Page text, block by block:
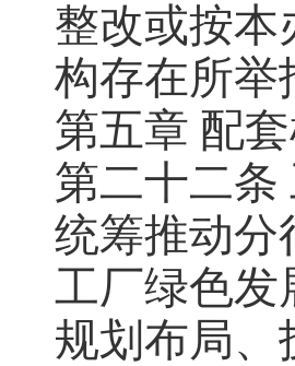
整改或按本
构存在所举
第五章 配套
第二十二条
统筹推动分
工厂绿色发
规划布局、